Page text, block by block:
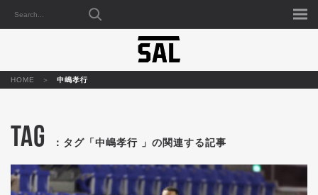
HOME 中嶋孝行
TAG ：タグ「中嶋孝行 」の関連する記事